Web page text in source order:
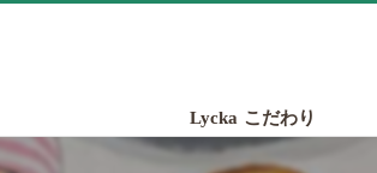
Lycka こだわり